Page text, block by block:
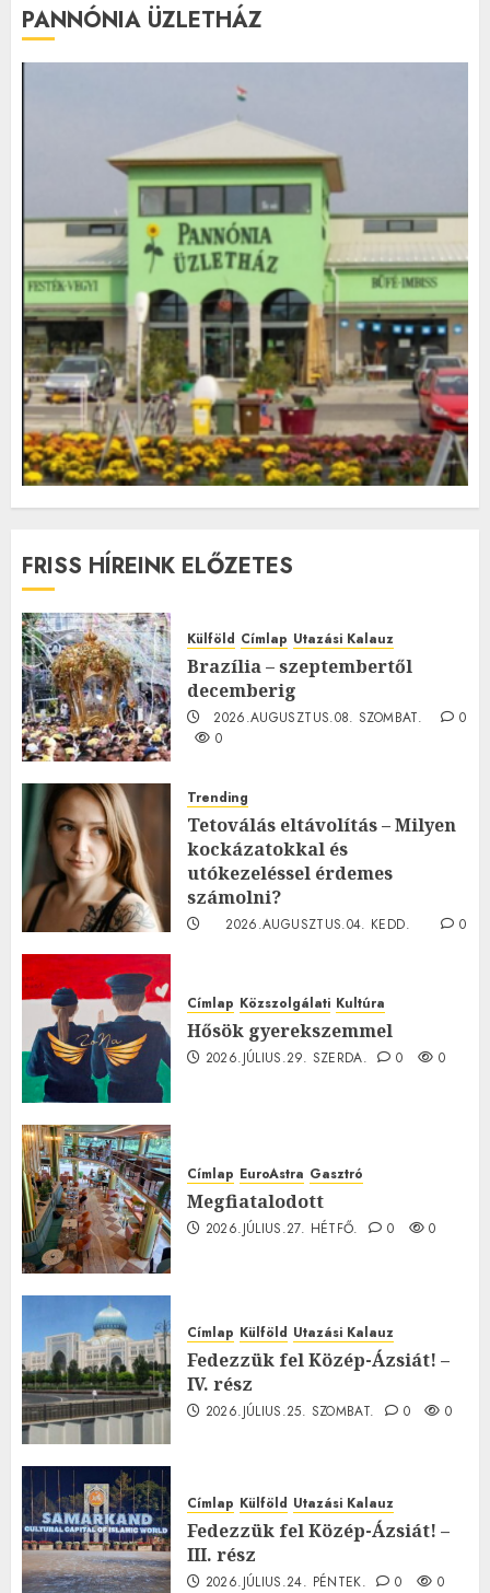
PANNÓNIA ÜZLETHÁZ
FRISS HÍREINK ELŐZETES
Külföld Címlap Utazási Kalauz
Brazília – szeptembertől
decemberig
2026.AUGUSZTUS.08. SZOMBAT.
0
0
Trending
Tetoválás eltávolítás – Milyen
kockázatokkal és
utókezeléssel érdemes
számolni?
2026.AUGUSZTUS.04. KEDD.
0
Címlap Közszolgálati Kultúra
Hősök gyerekszemmel
2026.JÚLIUS.29. SZERDA. 0 0
Címlap EuroAstra Gasztró
Megfiatalodott
2026.JÚLIUS.27. HÉTFŐ. 0 0
Címlap Külföld Utazási Kalauz
Fedezzük fel Közép-Ázsiát! –
IV. rész
2026.JÚLIUS.25. SZOMBAT. 0 0
Címlap Külföld Utazási Kalauz
Fedezzük fel Közép-Ázsiát! –
III. rész
2026.JÚLIUS.24. PÉNTEK. 0 0